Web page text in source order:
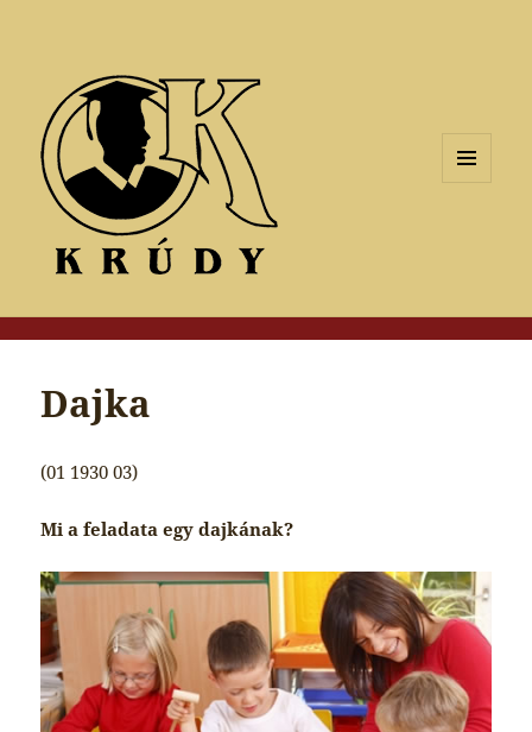
Dajka
(01 1930 03)
Mi a feladata egy dajkának?